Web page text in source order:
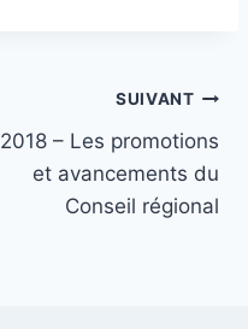
SUIVANT
2018 – Les promotions
et avancements du
Conseil régional